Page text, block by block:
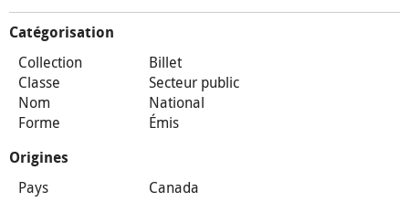
Catégorisation
Collection
Billet
Classe
Secteur public
Nom
National
Forme
Émis
Origines
Pays Canada